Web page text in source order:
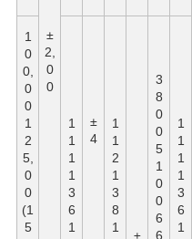
±
2,
0
0
1
0
0,
0
0
1
2
5,
0
0
(1
5
1
1
1
1
3
6
1
±
4
1
1
2
1
3
8
1
±
3
8
0
0
5
1
0
0
6
6
1
1
1
1
3
6
1